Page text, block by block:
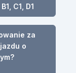
C1, D1
za
o